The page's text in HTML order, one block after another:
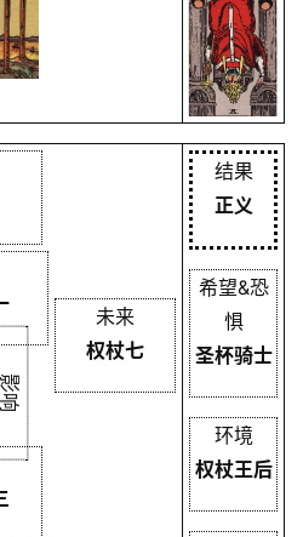
影响
未来
权杖七
结果
正义
希望&恐
惧
圣杯骑士
环境
权杖王后